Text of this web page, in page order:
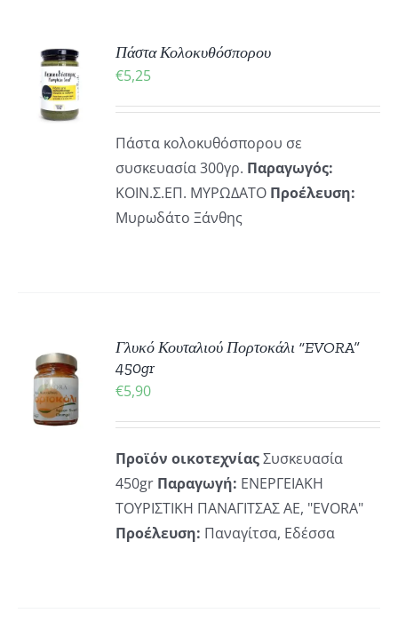
Πάστα Κολοκυθόσπορου
€5,25
Πάστα κολοκυθόσπορου σε
συσκευασία 300γρ. Παραγωγός:
ΚΟΙΝ.Σ.ΕΠ. ΜΥΡΩΔΑΤΟ Προέλευση:
Μυρωδάτο Ξάνθης
Γλυκό Κουταλιού Πορτοκάλι “EVORA”
450gr
€5,90
Προϊόν οικοτεχνίαςΣυσκευασία
450gr Παραγωγή: ΕΝΕΡΓΕΙΑΚΗ
ΤΟΥΡΙΣΤΙΚΗ ΠΑΝΑΓΙΤΣΑΣ ΑΕ, "EVORA"
Προέλευση: Παναγίτσα, Εδέσσα